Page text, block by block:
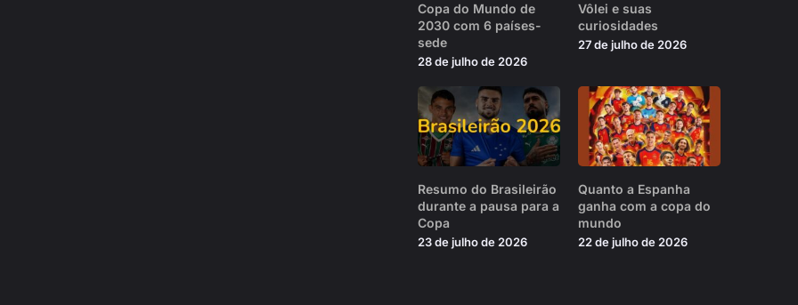
Copa do Mundo de
2030 com 6 países-
sede
28 de julho de 2026
Vôlei e suas
curiosidades
27 de julho de 2026
Resumo do Brasileirão
durante a pausa para a
Copa
23 de julho de 2026
Quanto a Espanha
ganha com a copa do
mundo
22 de julho de 2026